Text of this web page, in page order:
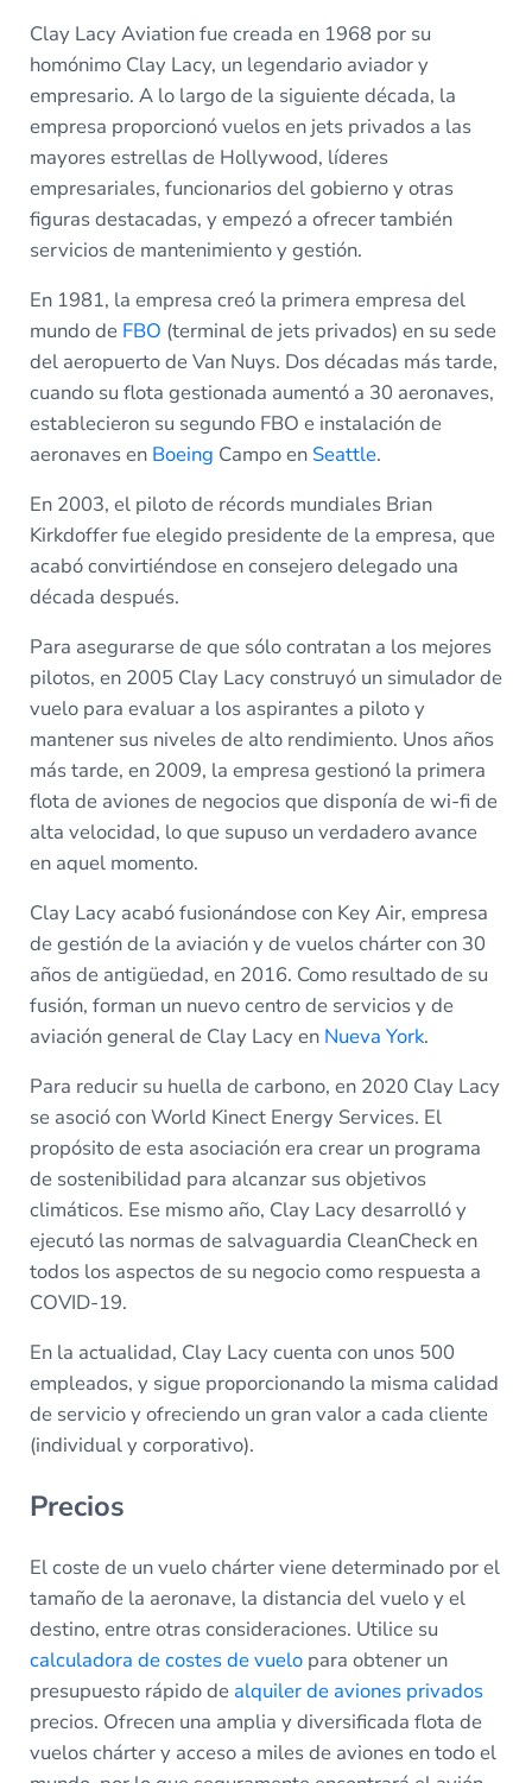
Clay Lacy Aviation fue creada en 1968 por su
homónimo Clay Lacy, un legendario aviador y
empresario. A lo largo de la siguiente década, la
empresa proporcionó vuelos en jets privados a las
mayores estrellas de Hollywood, líderes
empresariales, funcionarios del gobierno y otras
figuras destacadas, y empezó a ofrecer también
servicios de mantenimiento y gestión.
En 1981, la empresa creó la primera empresa del
mundo de FBO (terminal de jets privados) en su sede
del aeropuerto de Van Nuys. Dos décadas más tarde,
cuando su flota gestionada aumentó a 30 aeronaves,
establecieron su segundo FBO e instalación de
aeronaves en Boeing Campo en Seattle.
En 2003, el piloto de récords mundiales Brian
Kirkdoffer fue elegido presidente de la empresa, que
acabó convirtiéndose en consejero delegado una
década después.
Para asegurarse de que sólo contratan a los mejores
pilotos, en 2005 Clay Lacy construyó un simulador de
vuelo para evaluar a los aspirantes a piloto y
mantener sus niveles de alto rendimiento. Unos años
más tarde, en 2009, la empresa gestionó la primera
flota de aviones de negocios que disponía de wi-fi de
alta velocidad, lo que supuso un verdadero avance
en aquel momento.
Clay Lacy acabó fusionándose con Key Air, empresa
de gestión de la aviación y de vuelos chárter con 30
años de antigüedad, en 2016. Como resultado de su
fusión, forman un nuevo centro de servicios y de
aviación general de Clay Lacy en Nueva York.
Para reducir su huella de carbono, en 2020 Clay Lacy
se asoció con World Kinect Energy Services. El
propósito de esta asociación era crear un programa
de sostenibilidad para alcanzar sus objetivos
climáticos. Ese mismo año, Clay Lacy desarrolló y
ejecutó las normas de salvaguardia CleanCheck en
todos los aspectos de su negocio como respuesta a
COVID-19.
En la actualidad, Clay Lacy cuenta con unos 500
empleados, y sigue proporcionando la misma calidad
de servicio y ofreciendo un gran valor a cada cliente
(individual y corporativo).
Precios
El coste de un vuelo chárter viene determinado por el
tamaño de la aeronave, la distancia del vuelo y el
destino, entre otras consideraciones. Utilice su
calculadora de costes de vuelopara obtener un
presupuesto rápido de alquiler de aviones privados
precios. Ofrecen una amplia y diversificada flota de
vuelos chárter y acceso a miles de aviones en todo el